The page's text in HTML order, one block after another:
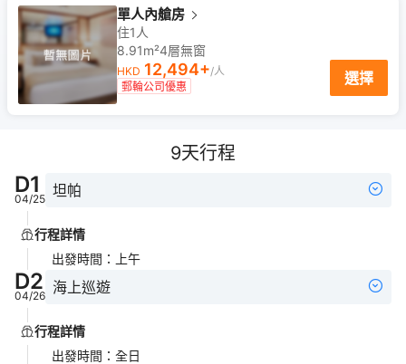
單人內艙房
住1人
8.91m²4層無窗
HKD 12,494+/人
郵輪公司優惠
選擇
9天行程
D1
04/25 坦帕
行程詳情
出發時間 ： 上午
D2
04/26 海上巡遊
行程詳情
出發時間 ： 全日